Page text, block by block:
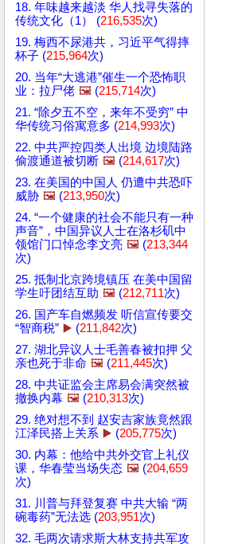
18. 年味越来越淡 华人找寻失落的
传统文化（1） (216,535次)
19. 梅西不尿港共，习近平气得摔
杯子 (215,964次)
20. 当年“大逃港”催生一个恐怖职
业：拉尸佬 🖼️ (215,714次)
21. “除夕五不空，来年不受穷” 中
华传统习俗寓意多 (214,993次)
22. 中共严控四类人出境 边境陆路
偷渡通道被切断 🖼️ (214,617次)
23. 在美国的中国人 仍遭中共恐吓
威胁 🖼️ (213,950次)
24. “一个健康的社会不能只有一种
声音”，中国异议人士在洛杉矶中
领馆门口悼念李文亮 🖼️ (213,344
次)
25. 抵制北京跨境镇压 在美中国留
学生吁团结互助 🖼️ (212,711次)
26. 国产车自燃频发 听信宣传要交
“智商税” ▶️ (211,842次)
27. 湖北异议人士毛善春被扣押 父
亲也死于非命 🖼️ (211,445次)
28. 中共证监会主席易会满突然被
撤换内幕 🖼️ (210,313次)
29. 绝对想不到 赵安吉家族竟然跟
江泽民搭上关系 ▶️ (205,775次)
30. 内幕：他给中共外交官上礼仪
课，华春莹当场失态 🖼️ (204,659
次)
31. 川普与拜登复赛 中共大输 “两
碗毒药”无法选 (203,951次)
32. 毛两次请求斯大林支持共军攻